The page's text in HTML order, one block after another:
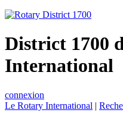
District 1700
International
connexion
Le Rotary International |